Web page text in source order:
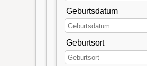
Geburtsdatum
Geburtsort